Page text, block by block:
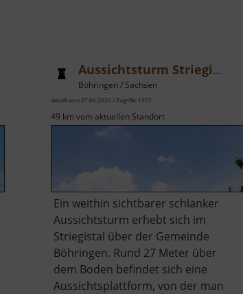
Aussichtsturm Striegistal
Böhringen / Sachsen
aktuell vom 07.06.2026 / Zugriffe: 1557
49 km vom aktuellen Standort
Ein weithin sichtbarer schlanker
Aussichtsturm erhebt sich im
Striegistal über der Gemeinde
Böhringen. Rund 27 Meter über
dem Boden befindet sich eine
Aussichtsplattform, von der man